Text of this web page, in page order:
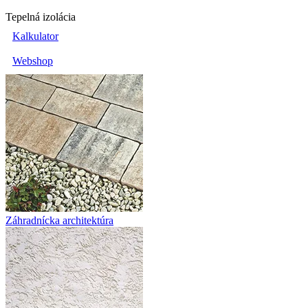
Tepelná izolácia
Kalkulator
Webshop
Záhradnícka architektúra